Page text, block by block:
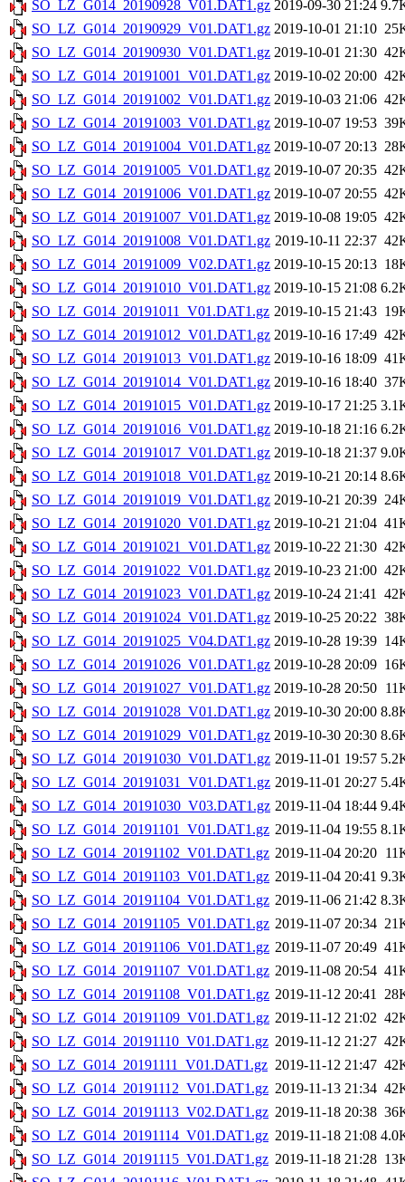
SO_LZ_G014_20190928_V01.DAT1.gz 2019-09-30 21:24
SO_LZ_G014_20190929_V01.DAT1.gz 2019-10-01 21:10
SO_LZ_G014_20190930_V01.DAT1.gz 2019-10-01 21:30
SO_LZ_G014_20191001_V01.DAT1.gz 2019-10-02 20:00
SO_LZ_G014_20191002_V01.DAT1.gz 2019-10-03 21:06
SO_LZ_G014_20191003_V01.DAT1.gz 2019-10-07 19:53
SO_LZ_G014_20191004_V01.DAT1.gz 2019-10-07 20:13
SO_LZ_G014_20191005_V01.DAT1.gz 2019-10-07 20:35
SO_LZ_G014_20191006_V01.DAT1.gz 2019-10-07 20:55
SO_LZ_G014_20191007_V01.DAT1.gz 2019-10-08 19:05
SO_LZ_G014_20191008_V01.DAT1.gz 2019-10-11 22:37
SO_LZ_G014_20191009_V02.DAT1.gz 2019-10-15 20:13
SO_LZ_G014_20191010_V01.DAT1.gz 2019-10-15 21:08
SO_LZ_G014_20191011_V01.DAT1.gz 2019-10-15 21:43
SO_LZ_G014_20191012_V01.DAT1.gz 2019-10-16 17:49
SO_LZ_G014_20191013_V01.DAT1.gz 2019-10-16 18:09
SO_LZ_G014_20191014_V01.DAT1.gz 2019-10-16 18:40
SO_LZ_G014_20191015_V01.DAT1.gz 2019-10-17 21:25
SO_LZ_G014_20191016_V01.DAT1.gz 2019-10-18 21:16
SO_LZ_G014_20191017_V01.DAT1.gz 2019-10-18 21:37
SO_LZ_G014_20191018_V01.DAT1.gz 2019-10-21 20:14
SO_LZ_G014_20191019_V01.DAT1.gz 2019-10-21 20:39
SO_LZ_G014_20191020_V01.DAT1.gz 2019-10-21 21:04
SO_LZ_G014_20191021_V01.DAT1.gz 2019-10-22 21:30
SO_LZ_G014_20191022_V01.DAT1.gz 2019-10-23 21:00
SO_LZ_G014_20191023_V01.DAT1.gz 2019-10-24 21:41
SO_LZ_G014_20191024_V01.DAT1.gz 2019-10-25 20:22
SO_LZ_G014_20191025_V04.DAT1.gz 2019-10-28 19:39
SO_LZ_G014_20191026_V01.DAT1.gz 2019-10-28 20:09
SO_LZ_G014_20191027_V01.DAT1.gz 2019-10-28 20:50
SO_LZ_G014_20191028_V01.DAT1.gz 2019-10-30 20:00
SO_LZ_G014_20191029_V01.DAT1.gz 2019-10-30 20:30
SO_LZ_G014_20191030_V01.DAT1.gz 2019-11-01 19:57
SO_LZ_G014_20191031_V01.DAT1.gz 2019-11-01 20:27
SO_LZ_G014_20191030_V03.DAT1.gz 2019-11-04 18:44
SO_LZ_G014_20191101_V01.DAT1.gz 2019-11-04 19:55
SO_LZ_G014_20191102_V01.DAT1.gz 2019-11-04 20:20
SO_LZ_G014_20191103_V01.DAT1.gz 2019-11-04 20:41
SO_LZ_G014_20191104_V01.DAT1.gz 2019-11-06 21:42
SO_LZ_G014_20191105_V01.DAT1.gz 2019-11-07 20:34
SO_LZ_G014_20191106_V01.DAT1.gz 2019-11-07 20:49
SO_LZ_G014_20191107_V01.DAT1.gz 2019-11-08 20:54
SO_LZ_G014_20191108_V01.DAT1.gz 2019-11-12 20:41
SO_LZ_G014_20191109_V01.DAT1.gz 2019-11-12 21:02
SO_LZ_G014_20191110_V01.DAT1.gz 2019-11-12 21:27
SO_LZ_G014_20191111_V01.DAT1.gz 2019-11-12 21:47
SO_LZ_G014_20191112_V01.DAT1.gz 2019-11-13 21:34
SO_LZ_G014_20191113_V02.DAT1.gz 2019-11-18 20:38
SO_LZ_G014_20191114_V01.DAT1.gz 2019-11-18 21:08
SO_LZ_G014_20191115_V01.DAT1.gz 2019-11-18 21:28